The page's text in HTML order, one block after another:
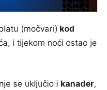
(močvari) kod
i tijekom noći ostao je
se uključio i kanader,